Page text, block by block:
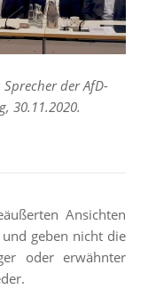
der AfD-
30.11.2020.
Ansichten
geben nicht die
oder erwähnter